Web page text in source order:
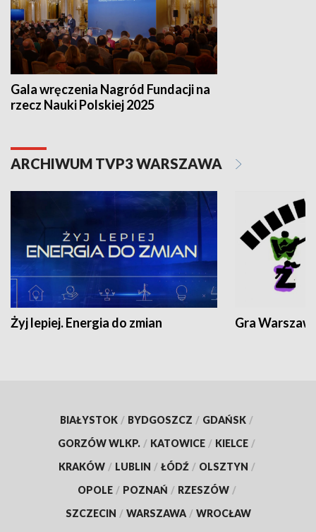
Gala wręczenia Nagród Fundacji na
rzecz Nauki Polskiej 2025
ARCHIWUM TVP3 WARSZAWA
Żyj lepiej. Energia do zmian Gra
BIAŁYSTOK / BYDGOSZCZ / GDAŃSK /
GORZÓW WLKP. / KATOWICE / KIELCE /
KRAKÓW / LUBLIN / ŁÓDŹ / OLSZTYN /
OPOLE / POZNAŃ / RZESZÓW /
SZCZECIN / WARSZAWA / WROCŁAW